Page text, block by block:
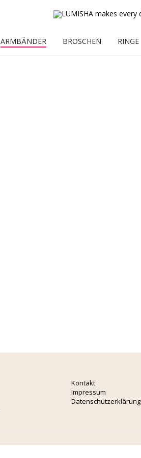
ARMBÄNDER BROSCHEN RINGE
Kontakt
Impressum
Datenschutzerklärung